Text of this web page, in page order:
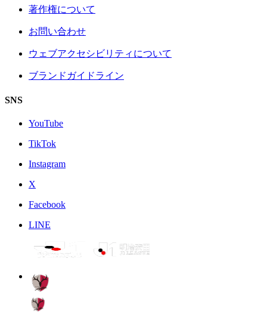
著作権について
お問い合わせ
ウェブアクセシビリティについて
ブランドガイドライン
SNS
YouTube
TikTok
Instagram
X
Facebook
LINE